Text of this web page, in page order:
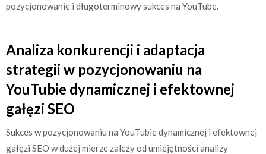
pozycjonowanie i długoterminowy sukces na YouTube.
Analiza konkurencji i adaptacja
strategii w pozycjonowaniu na
YouTubie dynamicznej i efektownej
gałęzi SEO
Sukces w pozycjonowaniu na YouTubie dynamicznej i efektownej
gałęzi SEO w dużej mierze zależy od umiejętności analizy